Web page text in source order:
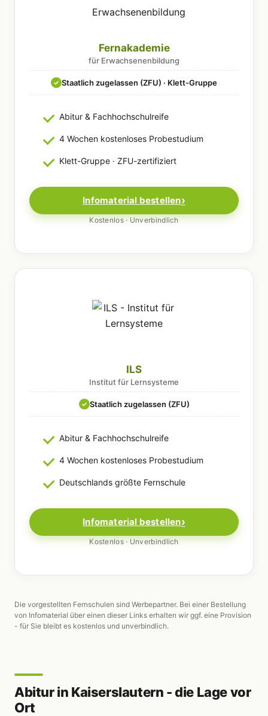
Fernakademie
für Erwachsenenbildung
✓ Staatlich zugelassen (ZFU) · Klett-Gruppe
Abitur & Fachhochschulreife
4 Wochen kostenloses Probestudium
Klett-Gruppe · ZFU-zertifiziert
Infomaterial bestellen
Kostenlos · Unverbindlich
ILS
Institut für Lernsysteme
✓ Staatlich zugelassen (ZFU)
Abitur & Fachhochschulreife
4 Wochen kostenloses Probestudium
Deutschlands größte Fernschule
Infomaterial bestellen
Kostenlos · Unverbindlich
Die vorgestellten Fernschulen sind Werbepartner. Bei einer Bestellung
von Infomaterial über einen dieser Links erhalten wir ggf. eine Provision
- für Sie bleibt es kostenlos und unverbindlich.
Abitur in Kaiserslautern - die Lage vor
Ort